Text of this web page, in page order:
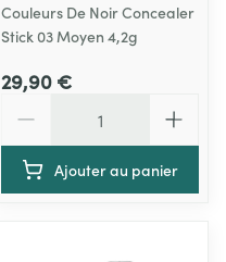
Couleurs De Noir Concealer
Stick 03 Moyen 4,2g
29,90 €
Ajouter au panier